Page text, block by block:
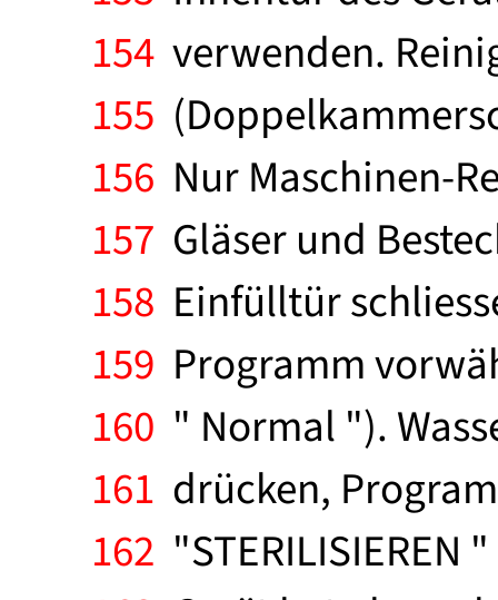
154 verwenden.
155
156 Nur Maschinen-
157 Gläser und
158 Einfülltür
159 Programm
160 " Normal ").
161 drücken,
162